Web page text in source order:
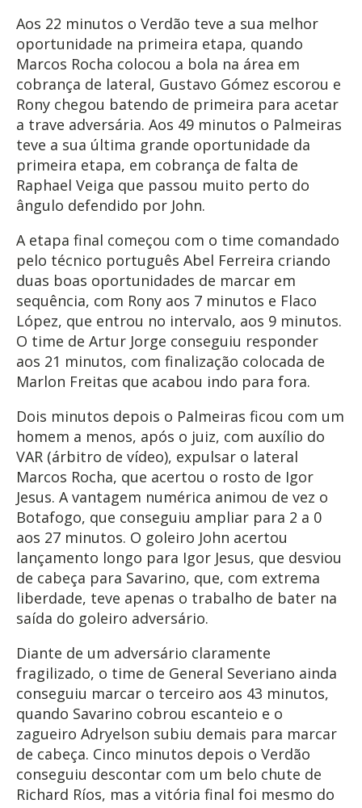
Aos 22 minutos o Verdão teve a sua melhor
oportunidade na primeira etapa, quando
Marcos Rocha colocou a bola na área em
cobrança de lateral, Gustavo Gómez escorou e
Rony chegou batendo de primeira para acetar
a trave adversária. Aos 49 minutos o Palmeiras
teve a sua última grande oportunidade da
primeira etapa, em cobrança de falta de
Raphael Veiga que passou muito perto do
ângulo defendido por John.
A etapa final começou com o time comandado
pelo técnico português Abel Ferreira criando
duas boas oportunidades de marcar em
sequência, com Rony aos 7 minutos e Flaco
López, que entrou no intervalo, aos 9 minutos.
O time de Artur Jorge conseguiu responder
aos 21 minutos, com finalização colocada de
Marlon Freitas que acabou indo para fora.
Dois minutos depois o Palmeiras ficou com um
homem a menos, após o juiz, com auxílio do
VAR (árbitro de vídeo), expulsar o lateral
Marcos Rocha, que acertou o rosto de Igor
Jesus. A vantagem numérica animou de vez o
Botafogo, que conseguiu ampliar para 2 a 0
aos 27 minutos. O goleiro John acertou
lançamento longo para Igor Jesus, que desviou
de cabeça para Savarino, que, com extrema
liberdade, teve apenas o trabalho de bater na
saída do goleiro adversário.
Diante de um adversário claramente
fragilizado, o time de General Severiano ainda
conseguiu marcar o terceiro aos 43 minutos,
quando Savarino cobrou escanteio e o
zagueiro Adryelson subiu demais para marcar
de cabeça. Cinco minutos depois o Verdão
conseguiu descontar com um belo chute de
Richard Ríos, mas a vitória final foi mesmo do